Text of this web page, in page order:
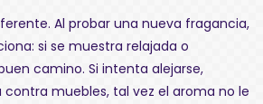
Al probar una nueva fragancia,
si se muestra relajada o
camino. Si intenta alejarse,
muebles, tal vez el aroma no le